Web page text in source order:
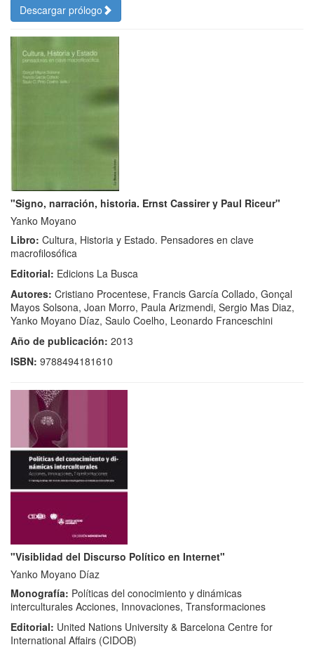
Descargar prólogo
"Signo, narración, historia. Ernst Cassirer y Paul Riceur"
Yanko Moyano
Libro: Cultura, Historia y Estado. Pensadores en clave
macrofilosófica
Editorial: Edicions La Busca
Autores: Cristiano Procentese, Francis García Collado, Gonçal
Mayos Solsona, Joan Morro, Paula Arizmendi, Sergio Mas Diaz,
Yanko Moyano Díaz, Saulo Coelho, Leonardo Franceschini
Año de publicación: 2013
ISBN: 9788494181610
"Visiblidad del Discurso Político en Internet"
Yanko Moyano Díaz
Monografía: Políticas del conocimiento y dinámicas
interculturales Acciones, Innovaciones, Transformaciones
Editorial: United Nations University & Barcelona Centre for
International Affairs (CIDOB)